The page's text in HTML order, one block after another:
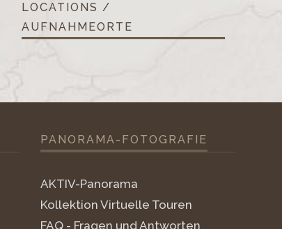
LOCATIONS /
AUFNAHMEORTE
PANORAMA-FOTOGRAFIE
AKTIV-Panorama
Kollektion Virtuelle Touren
FAQ - Fragen und Antworten